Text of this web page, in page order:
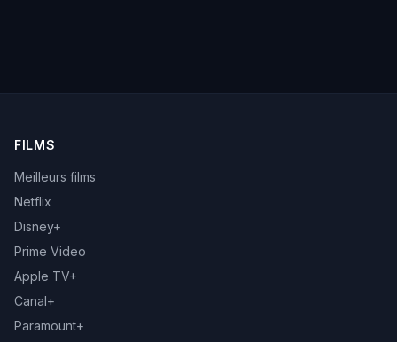
FILMS
Meilleurs films
Netflix
Disney+
Prime Video
Apple TV+
Canal+
Paramount+